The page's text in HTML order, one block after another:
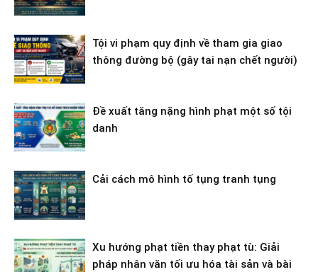
Tội vi phạm quy định về tham gia giao
thông đường bộ (gây tai nạn chết người)
Đề xuất tăng nặng hình phạt một số tội
danh
Cải cách mô hình tố tụng tranh tụng
Xu hướng phạt tiền thay phạt tù: Giải
pháp nhân văn tối ưu hóa tài sản và bài